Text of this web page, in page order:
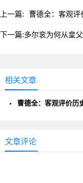
上一篇: 曹德全：客观
下一篇:多尔衮为何从皇
相关文章
曹德全：客观评价历
文章评论